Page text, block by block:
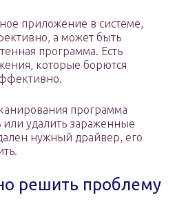
приложение в системе,
а может быть
программа. Есть
которые борются
программа
удалить зараженные
нужный драйвер, его
решить проблему